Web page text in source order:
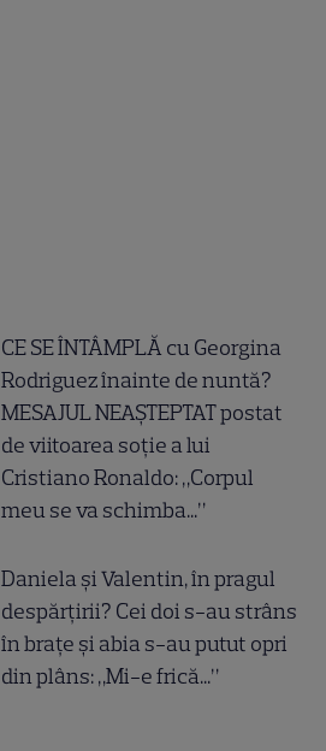
CE SE ÎNTÂMPLĂ cu Georgina
Rodriguez înainte de nuntă?
MESAJUL NEAȘTEPTAT postat
de viitoarea soție a lui
Cristiano Ronaldo: „Corpul
meu se va schimba...”
Daniela și Valentin, în pragul
despărțirii? Cei doi s-au strâns
în brațe și abia s-au putut opri
din plâns: „Mi-e frică...”